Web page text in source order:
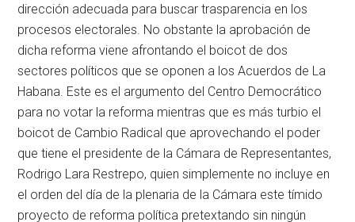
dirección adecuada para buscar trasparencia en los
procesos electorales. No obstante la aprobación de
dicha reforma viene afrontando el boicot de dos
sectores políticos que se oponen a los Acuerdos de La
Habana. Este es el argumento del Centro Democrático
para no votar la reforma mientras que es más turbio el
boicot de Cambio Radical que aprovechando el poder
que tiene el presidente de la Cámara de Representantes,
Rodrigo Lara Restrepo, quien simplemente no incluye en
el orden del día de la plenaria de la Cámara este tímido
proyecto de reforma política pretextando sin ningún